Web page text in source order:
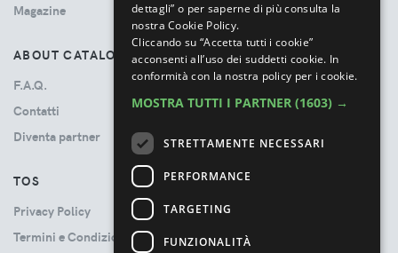
Magazine
ABOUT CATALOVE
F.A.Q.
Contatti
Diventa partner
TOS
Privacy Policy
Termini e Condizioni
dettagli” o per saperne di più consulta la
nostra Cookie Policy.
Cliccando su “Accetta tutti i cookie”
acconsenti all’uso dei suddetti cookie. In
conformità con la nostra policy per i cookie.
MOSTRA TUTTI I PARTNER (1603) →
STRETTAMENTE NECESSARI
PERFORMANCE
TARGETING
FUNZIONALITÀ